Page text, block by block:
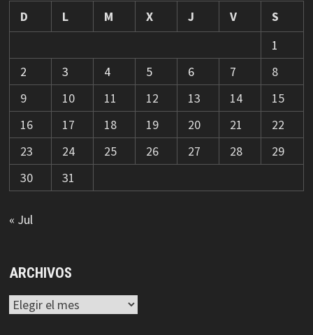
D
L M X J V
S
1
2
3 4 5 6 7
8
9
10 11 12 13 14
15
16
17 18 19 20 21
22
23
24 25 26 27 28
29
30
31
« Jul
ARCHIVOS
Archivos